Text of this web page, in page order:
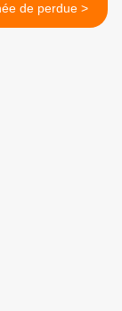
une journée de perdue >